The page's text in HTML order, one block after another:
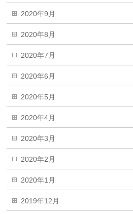
2020年9月
2020年8月
2020年7月
2020年6月
2020年5月
2020年4月
2020年3月
2020年2月
2020年1月
2019年12月